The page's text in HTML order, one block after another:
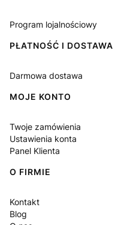
Program lojalnościowy
PŁATNOŚĆ I DOSTAWA
Darmowa dostawa
MOJE KONTO
Twoje zamówienia
Ustawienia konta
Panel Klienta
O FIRMIE
Kontakt
Blog